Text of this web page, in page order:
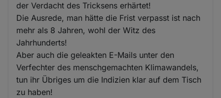
der Verdacht des Tricksens erhärtet!
Die Ausrede, man hätte die Frist verpasst ist nach
mehr als 8 Jahren, wohl der Witz des
Jahrhunderts!
Aber auch die geleakten E-Mails unter den
Verfechter des menschgemachten Klimawandels,
tun ihr Übriges um die Indizien klar auf dem Tisch
zu haben!